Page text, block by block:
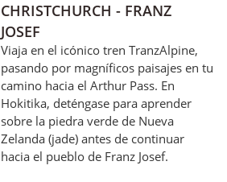
CHRISTCHURCH - FRANZ
JOSEF
Viaja en el icónico tren TranzAlpine,
pasando por magníficos paisajes en tu
camino hacia el Arthur Pass. En
Hokitika, deténgase para aprender
sobre la piedra verde de Nueva
Zelanda (jade) antes de continuar
hacia el pueblo de Franz Josef.